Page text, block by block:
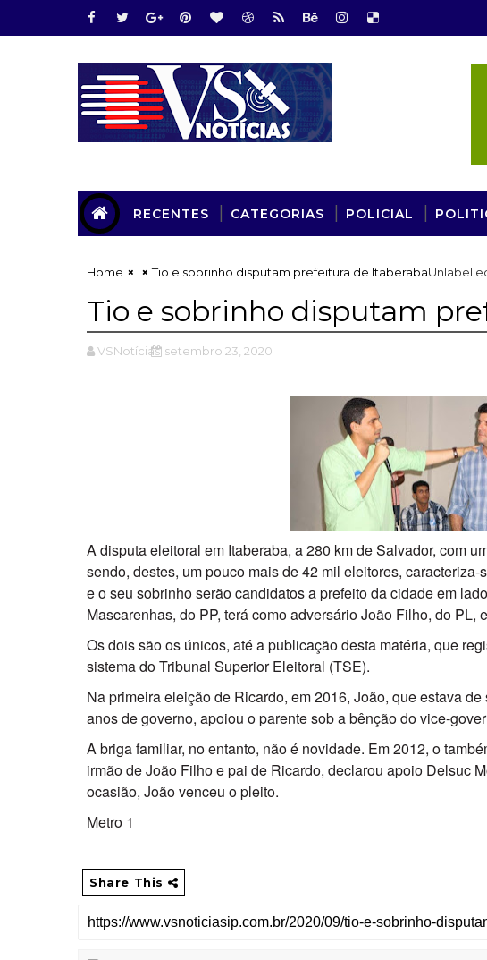
RECENTES CATEGORIAS POLICIAL
Home Tio e sobrinho disputam prefeitura de Itaberaba
Tio e sobrinho disputam
VSNotícias setembro 23, 2020
A disputa eleitoral em Itaberaba, a 280 km de Salvador, com
sendo, destes, um pouco mais de 42 mil eleitores,
e o seu sobrinho serão candidatos a prefeito da cidade em
Mascarenhas, do PP, terá como adversário João Filho, do PL,
Os dois são os únicos, até a publicação desta matéria, que
sistema do Tribunal Superior Eleitoral (TSE).
Na primeira eleição de Ricardo, em 2016, João, que estava
anos de governo, apoiou o parente sob a bênção do vice-
A briga familiar, no entanto, não é novidade. Em 2012, o
irmão de João Filho e pai de Ricardo, declarou apoio Delsuc
ocasião, João venceu o pleito.
Metro 1
Share This